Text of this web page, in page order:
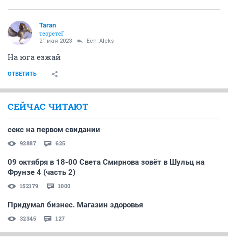
Taran
теоретеГ
21 мая 2023 Ech_Aleks
На юга езжай
ОТВЕТИТЬ
СЕЙЧАС ЧИТАЮТ
секс на первом свидании
92887 625
09 октября в 18-00 Света Смирнова зовёт в Шульц на
Фрунзе 4 (часть 2)
152179 1000
Придумал бизнес. Магазин здоровья
32345 127